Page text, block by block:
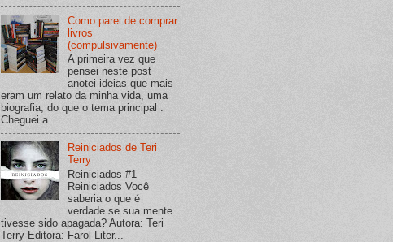
Como parei de comprar
livros
(compulsivamente)
A primeira vez que
pensei neste post
anotei ideias que mais
eram um relato da minha vida, uma
biografia, do que o tema principal .
Cheguei a...
Reiniciados de Teri
Terry
Reiniciados #1
Reiniciados Você
saberia o que é
verdade se sua mente
tivesse sido apagada? Autora: Teri
Terry Editora: Farol Liter...